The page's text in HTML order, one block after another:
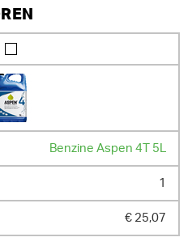
Benzine Aspen 4T 5L
1
€ 25,07